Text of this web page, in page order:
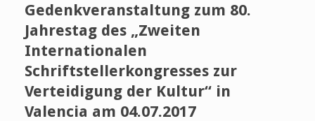
Gedenkveranstaltung zum 80.
Jahrestag des „Zweiten
Internationalen
Schriftstellerkongresses zur
Verteidigung der Kultur“ in
Valencia am 04.07.2017